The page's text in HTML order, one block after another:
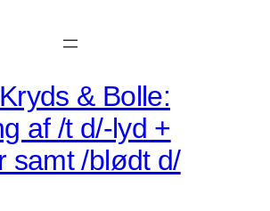
& Bolle:
af /t d/-lyd +
samt /blødt d/